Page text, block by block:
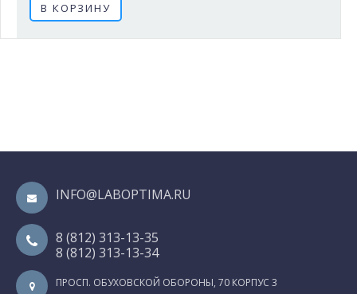
В КОРЗИНУ
INFO@LABOPTIMA.RU
8 (812) 313-13-35
8 (812) 313-13-34
ПРОСП. ОБУХОВСКОЙ ОБОРОНЫ, 70 КОРПУС 3